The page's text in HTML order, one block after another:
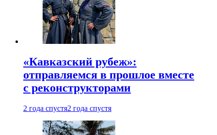
«Кавказский рубеж»:
отправляемся в прошлое вместе
с реконструкторами
2 года спустя2 года спустя